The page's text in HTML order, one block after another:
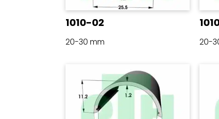
1010-02
20-30 mm 20-